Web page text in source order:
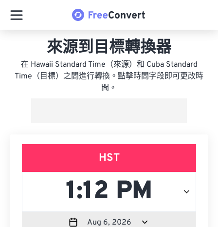
來源到目標轉換器
在 Hawaii Standard Time（來源）和 Cuba Standard
Time（目標）之間進行轉換。點擊時間字段即可更改時
間。
HST